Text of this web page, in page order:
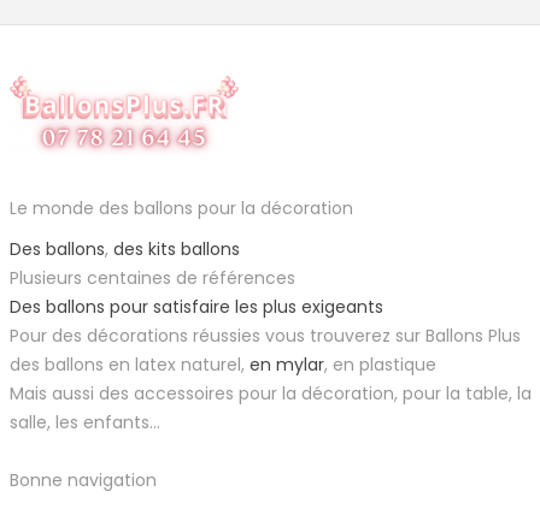
Le monde des ballons pour la décoration
Des ballons, des kits ballons
Plusieurs centaines de références
Des ballons pour satisfaire les plus exigeants
Pour des décorations réussies vous trouverez sur Ballons Plus
des ballons en latex naturel, en mylar, en plastique
Mais aussi des accessoires pour la décoration, pour la table, la
salle, les enfants...
Bonne navigation